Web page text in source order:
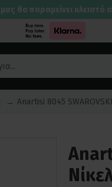
θα παραμείνει κλειστό
Anartisi 8045